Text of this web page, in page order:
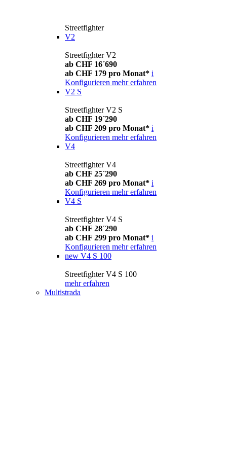
Streetfighter
V2
Streetfighter V2
ab CHF 16´690
ab CHF 179 pro Monat* i
Konfigurieren mehr erfahren
V2 S
Streetfighter V2 S
ab CHF 19´290
ab CHF 209 pro Monat* i
Konfigurieren mehr erfahren
V4
Streetfighter V4
ab CHF 25´290
ab CHF 269 pro Monat* i
Konfigurieren mehr erfahren
V4 S
Streetfighter V4 S
ab CHF 28´290
ab CHF 299 pro Monat* i
Konfigurieren mehr erfahren
new V4 S 100
Streetfighter V4 S 100
mehr erfahren
Multistrada